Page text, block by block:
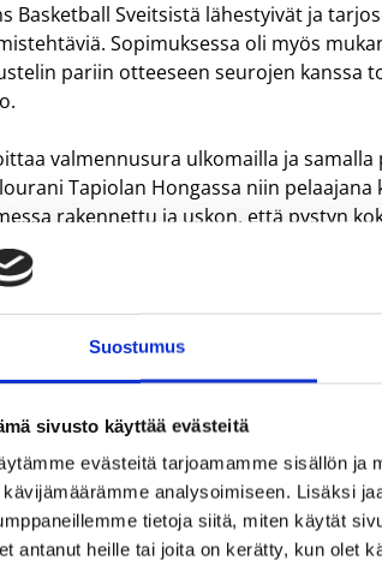
Suostumus
sivusto käyttää evästeitä
evästeitä tarjoamamme sisällön ja
kävijämäärämme analysoimiseen. Lisäksi
tietoja siitä, miten käytät
antanut heille tai joita on kerätty, kun olet
Basketball Sveitsistä lähestyivät ja
Sopimuksessa oli myös
pariin otteeseen seurojen kanssa
valmennusura ulkomailla ja
Tapiolan Hongassa niin
rakennettu ja uskon, että pystyn
Lisäksi minulla on kokemusta
Eklund selvittää.
tulevasta tehtävästään ja muutosta
mahdollisuus antaa näyttöjä jo
sekä lukuisista hienoista
kauden, kiittelee Eklund.
onnellinen Olivian puolesta tästä
Olivia on ollut nuoresta iästään
pitkään. Meillä kaikilla tulee ikävä